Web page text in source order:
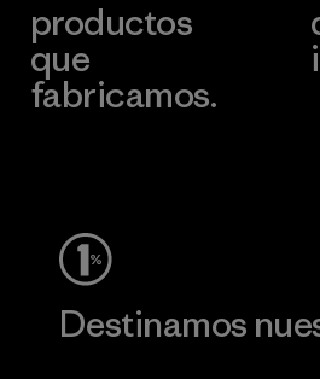
productos
que
fabricamos.
Destinamos